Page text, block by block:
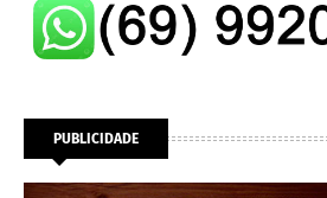
PUBLICIDADE